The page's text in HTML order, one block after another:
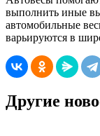
выполнить иные
автомобильные
варьируются в
Другие